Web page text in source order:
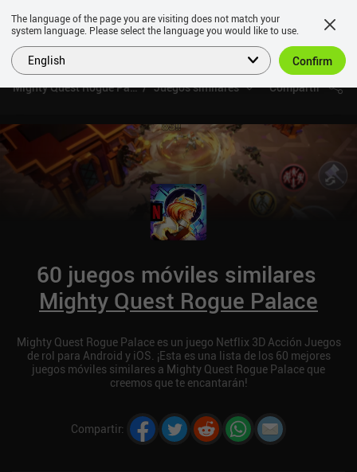
Mighty Quest Rogue Palace Juegos similares Compartir
60 juegos móviles similares
Mighty Quest Rogue Palace
Mighty Quest Rogue Palace es un juego Netflix 3D Acción Juegos
de rol para Android y iOS. ¡Esta es una lista de los 60 mejores
juegos móviles similares a Mighty Quest Rogue Palace que
creemos que te encantarán!
Compartir:
The language of the page you are visiting does not match your
system language. Please select the language you would like to use.
English Confirm